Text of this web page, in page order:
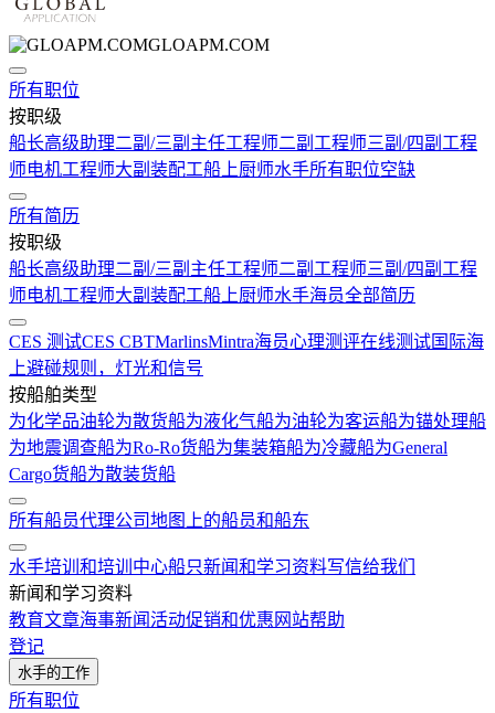
GLOAPM.COM
所有职位
按职级
船长高级助理二副/三副 主任工程师二副工程师三副/四副工程
师电机工程师大副 装配工船上厨师水手所有职位空缺
所有简历
按职级
船长高级助理二副/三副 主任工程师二副工程师三副/四副工程
师电机工程师大副 装配工船上厨师水手海员全部简历
CES 测试CES CBTMarlinsMintra海员心理测评在线测试国际海
上避碰规则，灯光和信号
按船舶类型
为化学品油轮为散货船为液化气船为油轮为客运船为锚处理船
为地震调查船为Ro-Ro货船为集装箱船为冷藏船为General
Cargo货船为散装货船
所有船员代理公司地图上的船员和船东
水手培训和培训中心船只新闻和学习资料写信给我们
新闻和学习资料
教育文章海事新闻活动促销和优惠 网站帮助
登记
水手的工作
所有职位